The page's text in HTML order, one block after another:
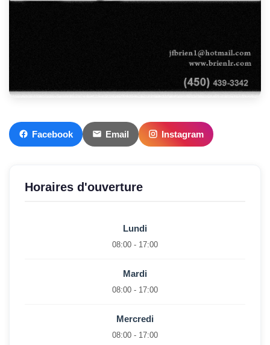
Facebook Email Instagram
Horaires d'ouverture
Lundi
08:00 - 17:00
Mardi
08:00 - 17:00
Mercredi
08:00 - 17:00